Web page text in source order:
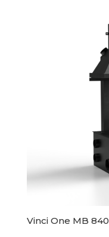
Vinci One MB 840